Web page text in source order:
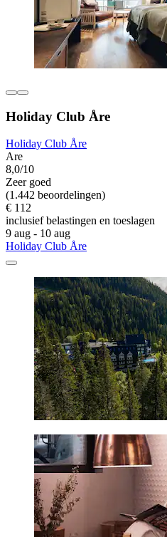
Holiday Club Åre
Holiday Club Åre
Are
8,0/10
Zeer goed
(1.442 beoordelingen)
€ 112
inclusief belastingen en toeslagen
9 aug - 10 aug
Holiday Club Åre